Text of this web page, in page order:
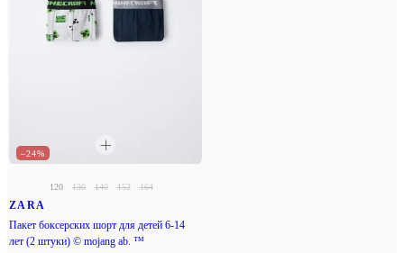
–24%
120 130 140 152 164
ZARA
Пакет боксерских шорт для детей 6-14
лет (2 штуки) © mojang ab. ™